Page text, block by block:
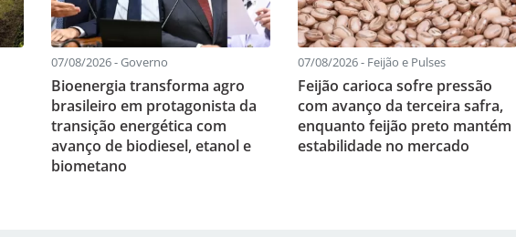
07/08/2026 - Governo
Bioenergia transforma agro
brasileiro em protagonista da
transição energética com
avanço de biodiesel, etanol e
biometano
07/08/2026 - Feijão e Pulses
Feijão carioca sofre pressão
com avanço da terceira safra,
enquanto feijão preto mantém
estabilidade no mercado